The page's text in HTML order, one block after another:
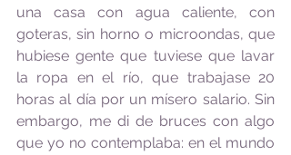
una casa con agua caliente, con
goteras, sin horno o microondas, que
hubiese gente que tuviese que lavar
la ropa en el río, que trabajase 20
horas al día por un mísero salario. Sin
embargo, me di de bruces con algo
que yo no contemplaba: en el mundo